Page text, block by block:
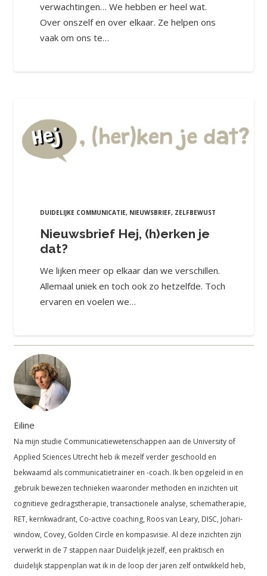
verwachtingen… We hebben er heel wat.
Over onszelf en over elkaar. Ze helpen ons
vaak om ons te…
DUIDELIJKE COMMUNICATIE, NIEUWSBRIEF, ZELFBEWUST
Nieuwsbrief Hej, (h)erken je
dat?
We lijken meer op elkaar dan we verschillen.
Allemaal uniek en toch ook zo hetzelfde. Toch
ervaren en voelen we…
Eiline
Na mijn studie Communicatiewetenschappen aan de University of
Applied Sciences Utrecht heb ik mezelf verder geschoold en
bekwaamd als communicatietrainer en -coach. Ik ben opgeleid in en
gebruik bewezen technieken waaronder methoden en inzichten uit
cognitieve gedragstherapie, transactionele analyse, schematherapie,
RET, kernkwadrant, Co-active coaching, Roos van Leary, DISC, Johari-
window, Covey, Golden Circle en kompasvisie. Al deze inzichten zijn
verwerkt in de 7 stappen naar Duidelijk jezelf, een praktisch en
duidelijk stappenplan wat ik in de loop der jaren zelf ontwikkeld heb,